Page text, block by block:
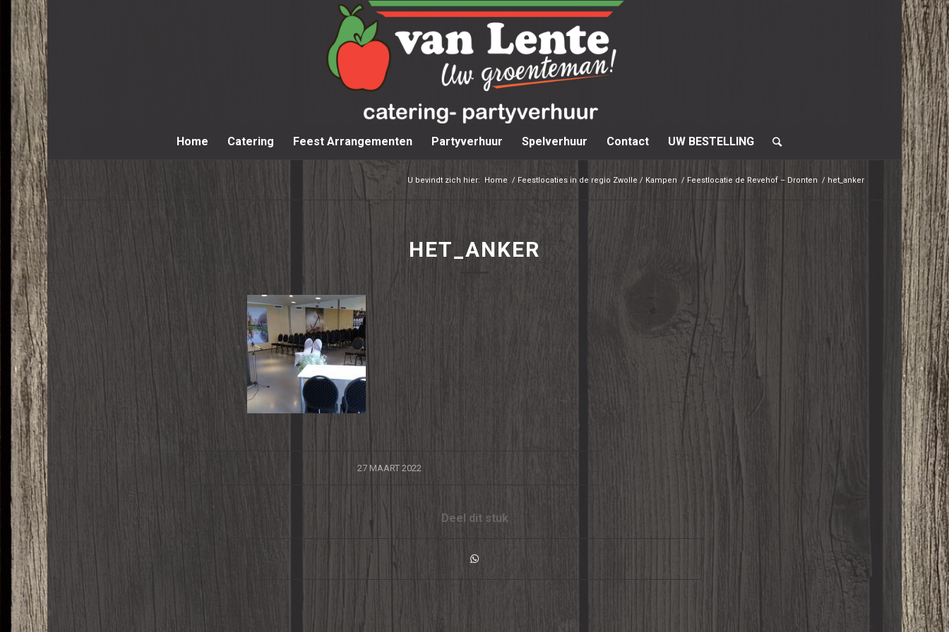
Home Catering Feest Arrangementen Partyverhuur Spelverhuur Contact UW BESTELLING
U bevindt zich hier: Home / Feestlocaties in de regio Zwolle / Kampen / Feestlocatie de Revehof – Dronten / het_anker
HET_ANKER
27 MAART 2022
/
Deel dit stuk